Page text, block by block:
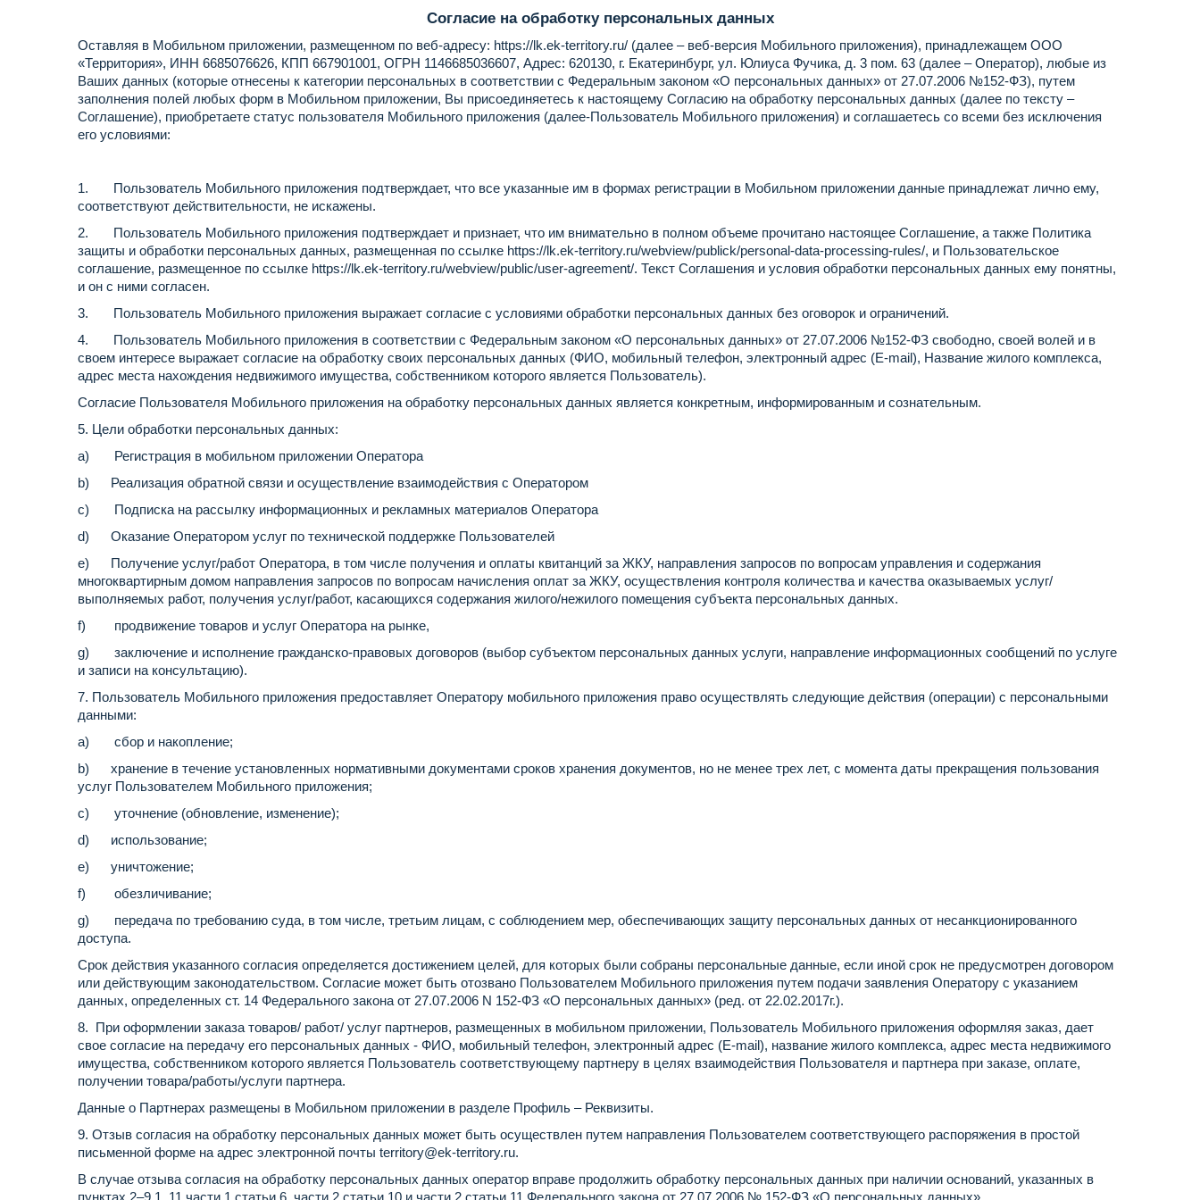
Согласие на обработку персональных данных
Оставляя в Мобильном приложении, размещенном по веб-адресу: https://lk.ek-territory.ru/ (далее – веб-версия Мобильного приложения), принадлежащем ООО
«Территория», ИНН 6685076626, КПП 667901001, ОГРН 1146685036607, Адрес: 620130, г. Екатеринбург, ул. Юлиуса Фучика, д. 3 пом. 63 (далее – Оператор), любые из
Ваших данных (которые отнесены к категории персональных в соответствии с Федеральным законом «О персональных данных» от 27.07.2006 №152-ФЗ), путем
заполнения полей любых форм в Мобильном приложении, Вы присоединяетесь к настоящему Согласию на обработку персональных данных (далее по тексту –
Соглашение), приобретаете статус пользователя Мобильного приложения (далее-Пользователь Мобильного приложения) и соглашаетесь со всеми без исключения
его условиями:
1. Пользователь Мобильного приложения подтверждает, что все указанные им в формах регистрации в Мобильном приложении данные принадлежат лично ему,
соответствуют действительности, не искажены.
2. Пользователь Мобильного приложения подтверждает и признает, что им внимательно в полном объеме прочитано настоящее Соглашение, а также Политика
защиты и обработки персональных данных, размещенная по ссылке https://lk.ek-territory.ru/webview/publick/personal-data-processing-rules/, и Пользовательское
соглашение, размещенное по ссылке https://lk.ek-territory.ru/webview/public/user-agreement/. Текст Соглашения и условия обработки персональных данных ему понятны,
и он с ними согласен.
3. Пользователь Мобильного приложения выражает согласие с условиями обработки персональных данных без оговорок и ограничений.
4. Пользователь Мобильного приложения в соответствии с Федеральным законом «О персональных данных» от 27.07.2006 №152-ФЗ свободно, своей волей и в
своем интересе выражает согласие на обработку своих персональных данных (ФИО, мобильный телефон, электронный адрес (E-mail), Название жилого комплекса,
адрес места нахождения недвижимого имущества, собственником которого является Пользователь).
Согласие Пользователя Мобильного приложения на обработку персональных данных является конкретным, информированным и сознательным.
5. Цели обработки персональных данных:
a) Регистрация в мобильном приложении Оператора
b) Реализация обратной связи и осуществление взаимодействия с Оператором
c) Подписка на рассылку информационных и рекламных материалов Оператора
d) Оказание Оператором услуг по технической поддержке Пользователей
e) Получение услуг/работ Оператора, в том числе получения и оплаты квитанций за ЖКУ, направления запросов по вопросам управления и содержания
многоквартирным домом направления запросов по вопросам начисления оплат за ЖКУ, осуществления контроля количества и качества оказываемых услуг/
выполняемых работ, получения услуг/работ, касающихся содержания жилого/нежилого помещения субъекта персональных данных.
f) продвижение товаров и услуг Оператора на рынке,
g) заключение и исполнение гражданско-правовых договоров (выбор субъектом персональных данных услуги, направление информационных сообщений по услуге
и записи на консультацию).
7. Пользователь Мобильного приложения предоставляет Оператору мобильного приложения право осуществлять следующие действия (операции) с персональными
данными:
a) сбор и накопление;
b) хранение в течение установленных нормативными документами сроков хранения документов, но не менее трех лет, с момента даты прекращения пользования
услуг Пользователем Мобильного приложения;
c) уточнение (обновление, изменение);
d) использование;
e) уничтожение;
f) обезличивание;
g) передача по требованию суда, в том числе, третьим лицам, с соблюдением мер, обеспечивающих защиту персональных данных от несанкционированного
доступа.
Срок действия указанного согласия определяется достижением целей, для которых были собраны персональные данные, если иной срок не предусмотрен договором
или действующим законодательством. Согласие может быть отозвано Пользователем Мобильного приложения путем подачи заявления Оператору с указанием
данных, определенных ст. 14 Федерального закона от 27.07.2006 N 152-ФЗ «О персональных данных» (ред. от 22.02.2017г.).
8. При оформлении заказа товаров/ работ/ услуг партнеров, размещенных в мобильном приложении, Пользователь Мобильного приложения оформляя заказ, дает
свое согласие на передачу его персональных данных - ФИО, мобильный телефон, электронный адрес (E-mail), название жилого комплекса, адрес места недвижимого
имущества, собственником которого является Пользователь соответствующему партнеру в целях взаимодействия Пользователя и партнера при заказе, оплате,
получении товара/работы/услуги партнера.
Данные о Партнерах размещены в Мобильном приложении в разделе Профиль – Реквизиты.
9. Отзыв согласия на обработку персональных данных может быть осуществлен путем направления Пользователем соответствующего распоряжения в простой
письменной форме на адрес электронной почты territory@ek-territory.ru.
В случае отзыва согласия на обработку персональных данных оператор вправе продолжить обработку персональных данных при наличии оснований, указанных в